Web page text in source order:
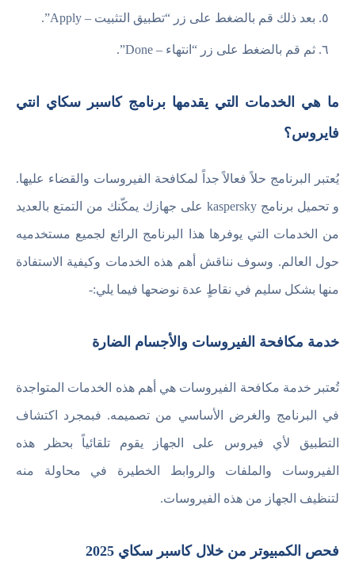
بعد ذلك قم بالضغط على زر “تطبيق التثبيت – Apply”.
ثم قم بالضغط على زر “انتهاء – Done”.
ما هي الخدمات التي يقدمها برنامج كاسبر سكاي انتي
فايروس؟
يُعتبر البرنامج حلاً فعالاً جداً لمكافحة الفيروسات والقضاء عليها.
و تحميل برنامج kaspersky على جهازك يمكّنك من التمتع بالعديد
من الخدمات التي يوفرها هذا البرنامج الرائع لجميع مستخدميه
حول العالم. وسوف نناقش أهم هذه الخدمات وكيفية الاستفادة
منها بشكل سليم في نقاطٍ عدة نوضحها فيما يلي:-
خدمة مكافحة الفيروسات والأجسام الضارة
تُعتبر خدمة مكافحة الفيروسات هي أهم هذه الخدمات المتواجدة
في البرنامج والغرض الأساسي من تصميمه. فبمجرد اكتشاف
التطبيق لأي فيروس على الجهاز يقوم تلقائياً بحظر هذه
الفيروسات والملفات والروابط الخطيرة في محاولة منه
لتنظيف الجهاز من هذه الفيروسات.
فحص الكمبيوتر من خلال كاسبر سكاي 2025